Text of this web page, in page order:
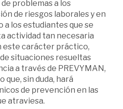
problemas a los
de riesgos laborales y en
los estudiantes que se
actividad tan necesaria
este carácter práctico,
situaciones resueltas
a través de PREVYMAN,
que, sin duda, hará
de prevención en las
atraviesa.